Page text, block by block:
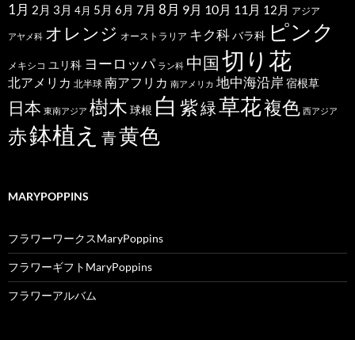
1月 2月 3月 4月 5月 6月 7月 8月 9月 10月 11月 12月 アジア
アヤメ科 オレンジ オーストラリア キク科バラ科 ピンク
メキシコ ユリ科 ヨーロッパ ラン科 中国切り花
北アメリカ 北半球 南アフリカ 南アメリカ 地中海沿岸 宿根草
日本 東南アジア 樹木 球根 白 紫緑草花複色 西アジア
赤鉢植え 青黄色
MARYPOPPINS
フラワーワークスMaryPoppins
フラワーギフトMaryPoppins
フラワーアルバム